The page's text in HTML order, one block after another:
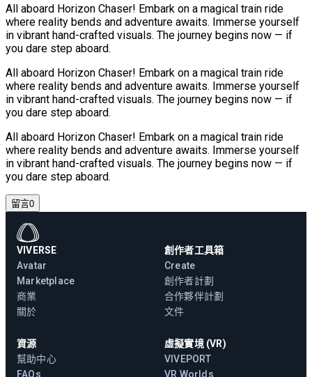
All aboard Horizon Chaser! Embark on a magical train ride
where reality bends and adventure awaits. Immerse yourself
in vibrant hand-crafted visuals. The journey begins now — if
you dare step aboard.
All aboard Horizon Chaser! Embark on a magical train ride
where reality bends and adventure awaits. Immerse yourself
in vibrant hand-crafted visuals. The journey begins now — if
you dare step aboard.
All aboard Horizon Chaser! Embark on a magical train ride
where reality bends and adventure awaits. Immerse yourself
in vibrant hand-crafted visuals. The journey begins now — if
you dare step aboard.
留言0
VIVERSE
Avatar
Marketplace
商業
關於
創作者工具箱
Create
創作者計劃
合作夥伴計劃
文件
資源
幫助中心
FAQs
虛擬實境 (VR)
VIVEPORT
VR Worlds